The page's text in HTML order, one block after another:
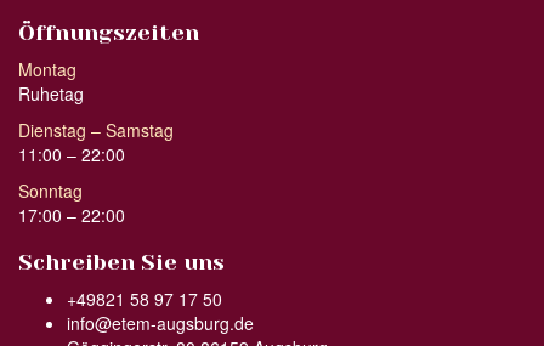
Öffnungszeiten
Montag
Ruhetag
Dienstag – Samstag
11:00 – 22:00
Sonntag
17:00 – 22:00
Schreiben Sie uns
+49821 58 97 17 50
info@etem-augsburg.de